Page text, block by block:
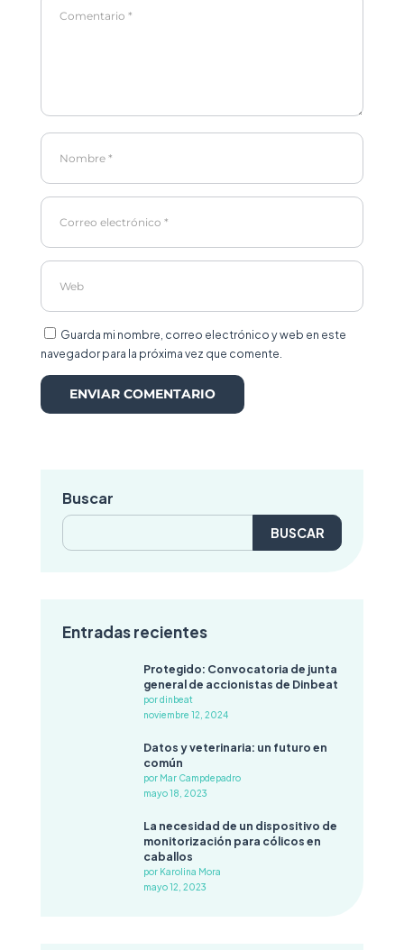
Guarda mi nombre, correo electrónico y web en este
navegador para la próxima vez que comente.
Buscar
Buscar:
Entradas recientes
Protegido: Convocatoria de junta
general de accionistas de Dinbeat
por dinbeat
noviembre 12, 2024
Datos y veterinaria: un futuro en
común
por Mar Campdepadro
mayo 18, 2023
La necesidad de un dispositivo de
monitorización para cólicos en
caballos
por Karolina Mora
mayo 12, 2023